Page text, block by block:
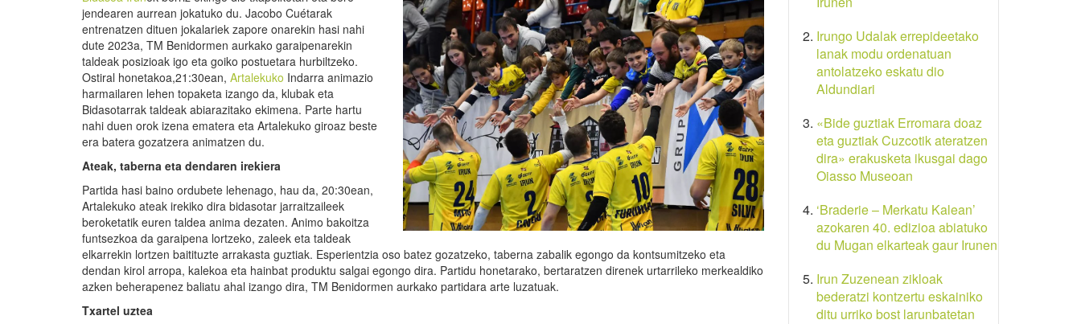
jendearen aurrean jokatuko du. Jacobo Cuétarak
entrenatzen dituen jokalariek zapore onarekin hasi nahi
dute 2023a, TM Benidormen aurkako garaipenarekin
taldeak posizioak igo eta goiko postuetara hurbiltzeko.
Ostiral honetakoa,21:30ean, Artalekuko Indarra animazio
harmailaren lehen topaketa izango da, klubak eta
Bidasotarrak taldeak abiarazitako ekimena. Parte hartu
nahi duen orok izena ematera eta Artalekuko giroaz beste
era batera gozatzera animatzen du.
Ateak, taberna eta dendaren irekiera
Partida hasi baino ordubete lehenago, hau da, 20:30ean,
Artalekuko ateak irekiko dira bidasotar jarraitzaileek
beroketatik euren taldea anima dezaten. Animo bakoitza
funtsezkoa da garaipena lortzeko, zaleek eta taldeak
elkarrekin lortzen baitituzte arrakasta guztiak. Esperientzia oso batez gozatzeko, taberna zabalik egongo da kontsumitzeko eta
dendan kirol arropa, kalekoa eta hainbat produktu salgai egongo dira. Partidu honetarako, bertaratzen direnek urtarrileko merkealdiko
azken beherapenez baliatu ahal izango dira, TM Benidormen aurkako partidara arte luzatuak.
Txartel uztea
Irungo Udalak errepideetako
lanak modu ordenatuan
antolatzeko eskatu dio
Aldundiari
«Bide guztiak Erromara doaz
eta guztiak Cuzcotik ateratzen
dira» erakusketa ikusgai dago
Oiasso Museoan
‘Braderie – Merkatu Kalean’
azokaren 40. edizioa abiatuko
du Mugan elkarteak gaur Irunen
Irun Zuzenean zikloak
bederatzi kontzertu eskainiko
ditu urriko bost larunbatetan